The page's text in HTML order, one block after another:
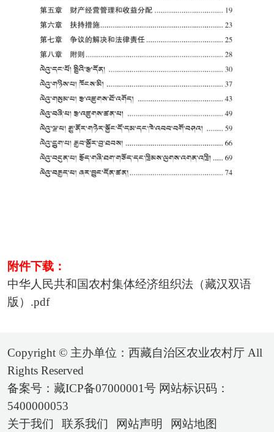
附件下载：
中华人民共和国农村集体经济组织法（藏汉双语
版）.pdf
Copyright © 主办单位：西藏自治区农业农村厅 All
Rights Reserved
备案号：藏ICP备07000001号 网站标识码：
5400000053
关于我们
联系我们 网站声明 网站地图